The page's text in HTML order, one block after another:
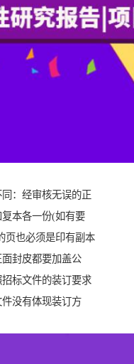
：经审核无误的正
本各一份(如有要
页也必须是印有副本
封皮都要加盖公
标文件的装订要求
没有体现装订方